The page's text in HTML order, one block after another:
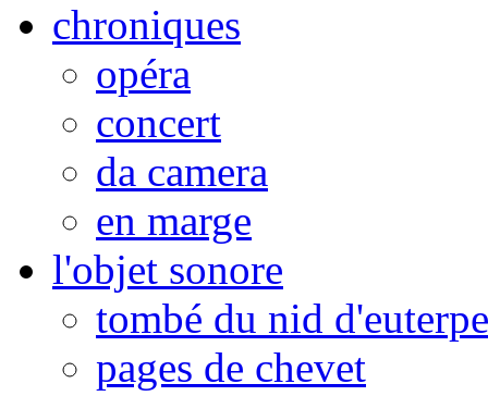
chroniques
opéra
concert
da camera
en marge
l'objet sonore
tombé du nid d'euterpe
pages de chevet